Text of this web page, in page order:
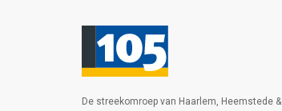
De streekomroep van Haarlem, Heemstede &